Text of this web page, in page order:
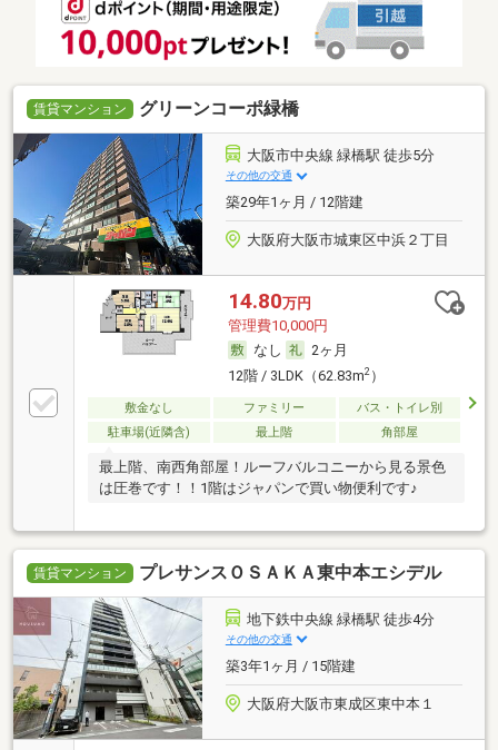
賃貸マンション グリーンコーポ緑橋
大阪市中央線 緑橋駅 徒歩5分
その他の交通
築29年1ヶ月 / 12階建
大阪府大阪市城東区中浜２丁目
14.80万円
管理費10,000円
なし
2ヶ月
12階 / 3LDK（62.83m2）
敷金なし ファミリー
バス・トイレ別
駐車場(近隣含)
最上階 角部屋
最上階、南西角部屋！ルーフバルコニーから見る景色
は圧巻です！！1階はジャパンで買い物便利です♪
賃貸マンション プレサンスＯＳＡＫＡ東中本エシデル
地下鉄中央線 緑橋駅 徒歩4分
その他の交通
築3年1ヶ月 / 15階建
大阪府大阪市東成区東中本１